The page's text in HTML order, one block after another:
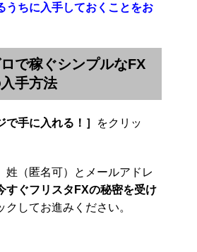
うちに入手しておくことをお
で稼ぐシンプルなFX
手方法
で手に入れる！］
をクリッ
姓（匿名可）とメールアドレ
すぐフリスタFXの秘密を受け
クしてお進みください。